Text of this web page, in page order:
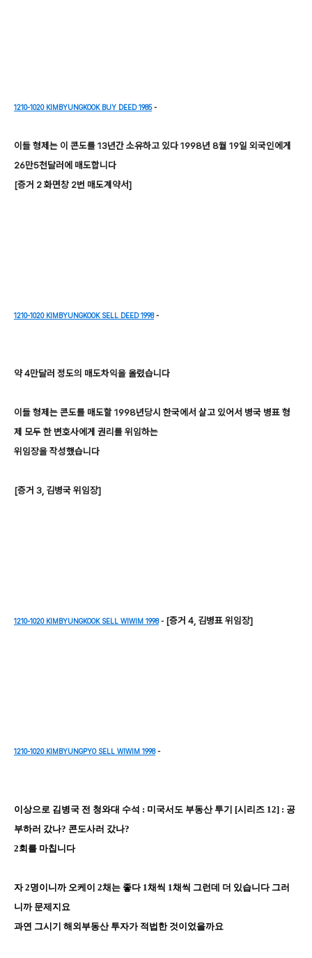
1210-1020 KIMBYUNGKOOK BUY DEED 1985-
이들 형제는 이 콘도를 13년간 소유하고 있다 1998년 8월 19일 외국인에게
26만5천달러에 매도합니다
[증거 2 화면창 2번 매도계약서]
1210-1020 KIMBYUNGKOOK SELL DEED 1998-
약 4만달러 정도의 매도차익을 올렸습니다
이들 형제는 콘도를 매도할 1998년당시 한국에서 살고 있어서 병국 병표 형
제 모두 한 변호사에게 권리를 위임하는
위임장을 작성했습니다
[증거 3, 김병국 위임장]
1210-1020 KIMBYUNGKOOK SELL WIWIM 1998- [증거 4, 김병표 위임장]
1210-1020 KIMBYUNGPYO SELL WIWIM 1998-
이상으로 김병국 전 청와대 수석 : 미국서도 부동산 투기 [시리즈 12] : 공
부하러 갔나? 콘도사러 갔나?
2회를 마칩니다
자 2명이니까 오케이 2채는 좋다 1채씩 1채씩 그런데 더 있습니다 그러
니까 문제지요
과연 그시기 해외부동산 투자가 적법한 것이었을까요